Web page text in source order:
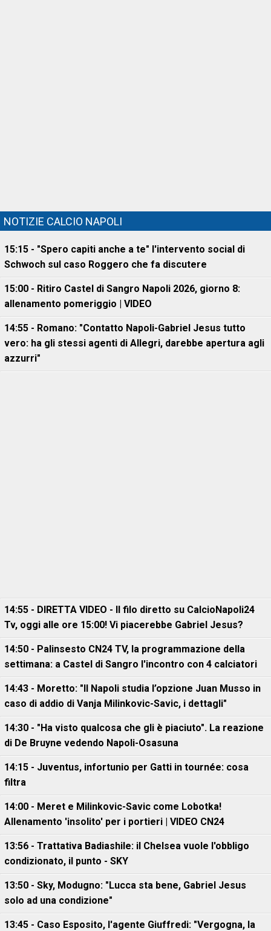
NOTIZIE CALCIO NAPOLI
15:15 - "Spero capiti anche a te" l'intervento social di
Schwoch sul caso Roggero che fa discutere
15:00 - Ritiro Castel di Sangro Napoli 2026, giorno 8:
allenamento pomeriggio | VIDEO
14:55 - Romano: "Contatto Napoli-Gabriel Jesus tutto
vero: ha gli stessi agenti di Allegri, darebbe apertura agli
azzurri"
14:55 - DIRETTA VIDEO - Il filo diretto su CalcioNapoli24
Tv, oggi alle ore 15:00! Vi piacerebbe Gabriel Jesus?
14:50 - Palinsesto CN24 TV, la programmazione della
settimana: a Castel di Sangro l'incontro con 4 calciatori
14:43 - Moretto: "Il Napoli studia l’opzione Juan Musso in
caso di addio di Vanja Milinkovic-Savic, i dettagli"
14:30 - "Ha visto qualcosa che gli è piaciuto". La reazione
di De Bruyne vedendo Napoli-Osasuna
14:15 - Juventus, infortunio per Gatti in tournée: cosa
filtra
14:00 - Meret e Milinkovic-Savic come Lobotka!
Allenamento 'insolito' per i portieri | VIDEO CN24
13:56 - Trattativa Badiashile: il Chelsea vuole l'obbligo
condizionato, il punto - SKY
13:50 - Sky, Modugno: "Lucca sta bene, Gabriel Jesus
solo ad una condizione"
13:45 - Caso Esposito, l'agente Giuffredi: "Vergogna, la